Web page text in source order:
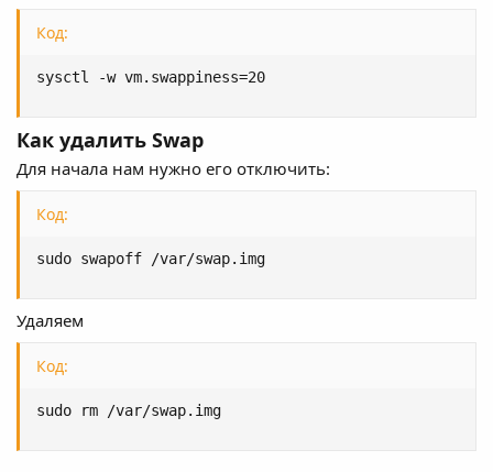
Код:
sysctl -w vm.swappiness=20
Как удалить Swap
Для начала нам нужно его отключить:
Код:
sudo swapoff /var/swap.img
Удаляем
Код:
sudo rm /var/swap.img